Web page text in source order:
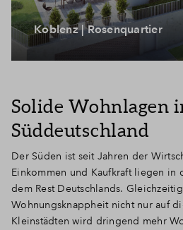
Koblenz | Rosenquartier
Solide Wohnlagen
Süddeutschland
Der Süden ist seit Jahren der
Einkommen und Kaufkraft liegen in
dem Rest Deutschlands.
Wohnungsknappheit nicht nur auf
Kleinstädten wird dringend mehr